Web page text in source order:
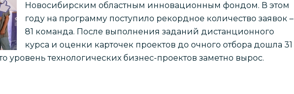
Новосибирским областным инновационным фондом. В этом
году на программу поступило рекордное количество заявок –
81 команда. После выполнения заданий дистанционного
курса и оценки карточек проектов до очного отбора дошла 31
уровень технологических бизнес-проектов заметно вырос.